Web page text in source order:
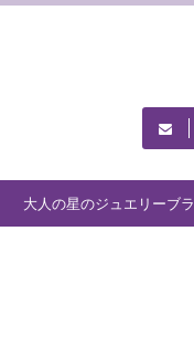
大人の星のジュエリーブラ